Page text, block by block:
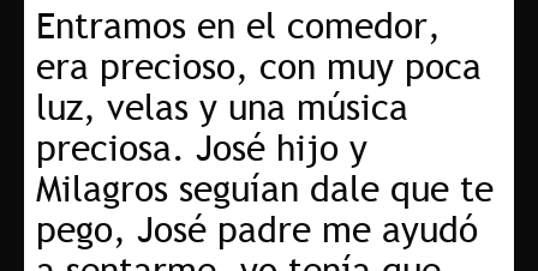
Entramos en el comedor,
era precioso, con muy poca
luz, velas y una música
preciosa. José hijo y
Milagros seguían dale que te
pego, José padre me ayudó